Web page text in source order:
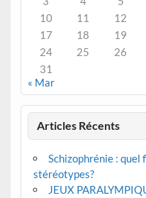
10
11 12
17
18 19
24
25 26
31
« Mar
Articles Récents
Schizophrénie : quel
stéréotypes?
JEUX